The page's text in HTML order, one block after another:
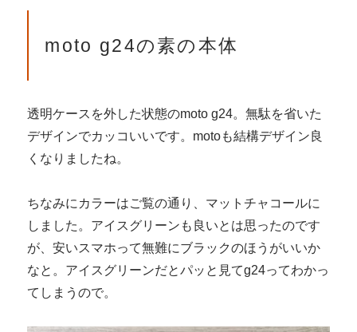
moto g24の素の本体
透明ケースを外した状態のmoto g24。無駄を省いた
デザインでカッコいいです。motoも結構デザイン良
くなりましたね。
ちなみにカラーはご覧の通り、マットチャコールに
しました。アイスグリーンも良いとは思ったのです
が、安いスマホって無難にブラックのほうがいいか
なと。アイスグリーンだとパッと見てg24ってわかっ
てしまうので。